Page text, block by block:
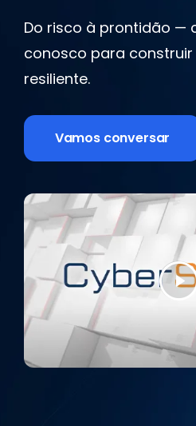
Do risco à prontidão —
conosco para
resiliente.
Vamos conversar